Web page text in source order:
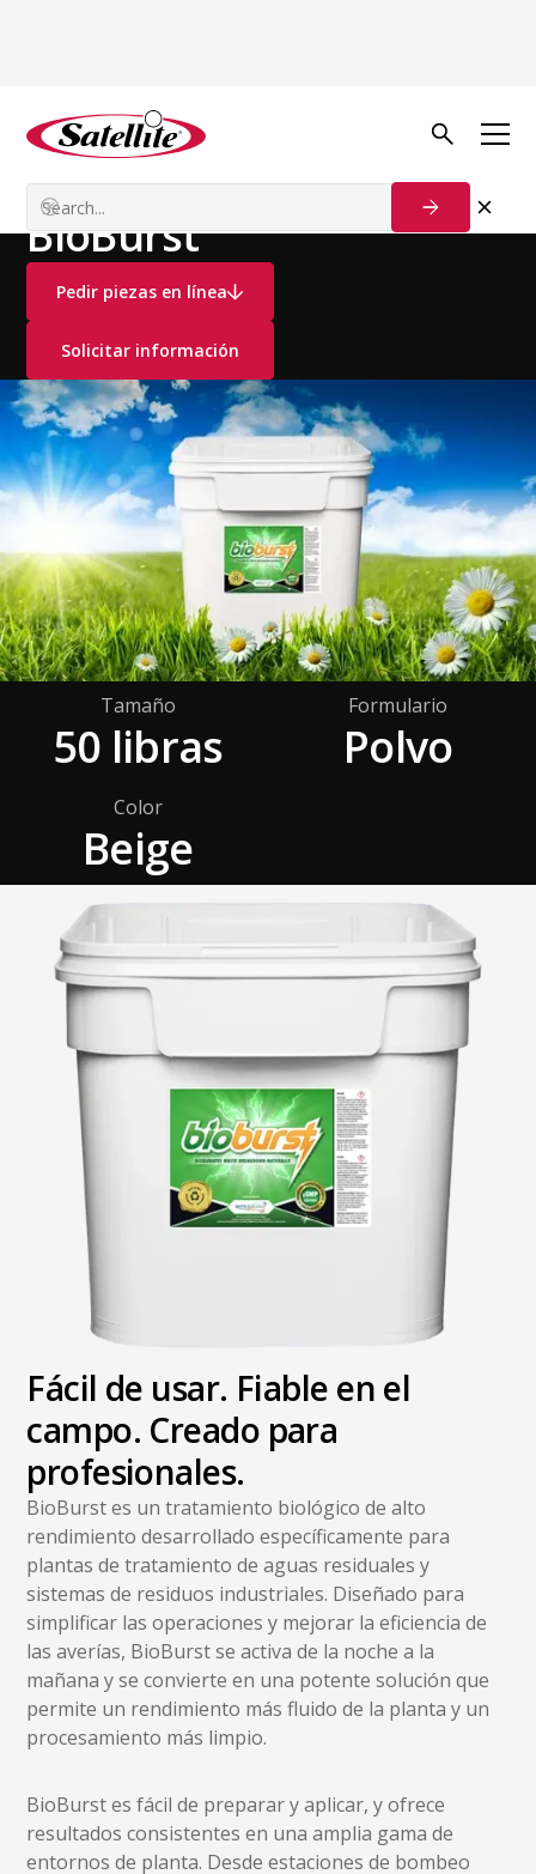
Ver todos los productos
Desodorizantes y Consumibles Tratamiento de Agua
BioBurst
Pedir piezas en línea
Solicitar información
Tamaño
50 libras
Formulario
Polvo
Color
Beige
Fácil de usar. Fiable en el
campo. Creado para
profesionales.
BioBurst es un tratamiento biológico de alto
rendimiento desarrollado específicamente para
plantas de tratamiento de aguas residuales y
sistemas de residuos industriales. Diseñado para
simplificar las operaciones y mejorar la eficiencia de
las averías, BioBurst se activa de la noche a la
mañana y se convierte en una potente solución que
permite un rendimiento más fluido de la planta y un
procesamiento más limpio.
BioBurst es fácil de preparar y aplicar, y ofrece
resultados consistentes en una amplia gama de
entornos de planta. Desde estaciones de bombeo